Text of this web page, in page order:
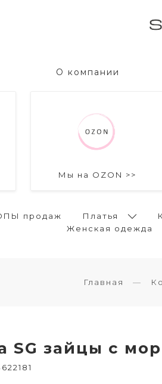
О компании
Мы на OZON >>
продаж Платья
Женская одежда
Главная
SG зайцы с